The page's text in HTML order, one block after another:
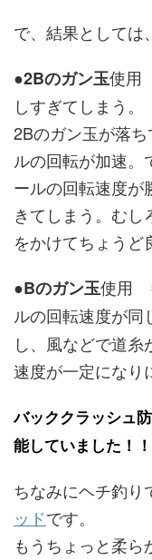
で、結果としては、
●2Bのガン玉使
しすぎてしまう。
2Bのガン玉が落
ルの回転が加速。
ールの回転速度が
きてしまう。む
をかけてちょうど
●Bのガン玉使用
ルの回転速度が同
し、風などで道
速度が一定になり
バッククラッシュ
能していました！！
ちなみにヘチ釣り
ッドです。
もうちょっと柔